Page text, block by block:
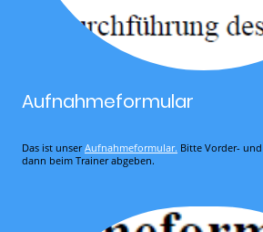
Aufnahmeformular
Das ist unserAufnahmeformular. Bitte Vorder-
dann beim Trainer abgeben.